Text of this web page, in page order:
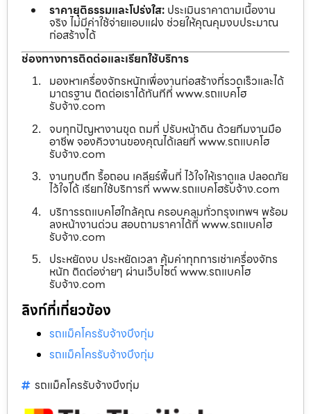
ราคายุติธรรมและโปร่งใส: ประเมินราคาตามเนื้องาน
จริง ไม่มีค่าใช้จ่ายแอบแฝง ช่วยให้คุณคุมงบประมาณ
ก่อสร้างได้
ช่องทางการติดต่อและเรียกใช้บริการ
มองหาเครื่องจักรหนักเพื่องานก่อสร้างที่รวดเร็วและได้
มาตรฐาน ติดต่อเราได้ทันทีที่ www.รถแบคโฮ
รับจ้าง.com
จบทุกปัญหางานขุด ถมที่ ปรับหน้าดิน ด้วยทีมงานมือ
อาชีพ จองคิวงานของคุณได้เลยที่ www.รถแบคโฮ
รับจ้าง.com
งานทุบตึก รื้อถอน เคลียร์พื้นที่ ไว้ใจให้เราดูแล ปลอดภัย
ไว้ใจได้ เรียกใช้บริการที่ www.รถแบคโฮรับจ้าง.com
บริการรถแบคโฮใกล้คุณ ครอบคลุมทั่วกรุงเทพฯ พร้อม
ลงหน้างานด่วน สอบถามราคาได้ที่ www.รถแบคโฮ
รับจ้าง.com
ประหยัดงบ ประหยัดเวลา คุ้มค่าทุกการเช่าเครื่องจักร
หนัก ติดต่อง่ายๆ ผ่านเว็บไซต์ www.รถแบคโฮ
รับจ้าง.com
ลิงก์ที่เกี่ยวข้อง
รถแม็คโครรับจ้างบึงกุ่ม
รถแม็คโครรับจ้างบึงกุ่ม
รถแม็คโครรับจ้างบึงกุ่ม